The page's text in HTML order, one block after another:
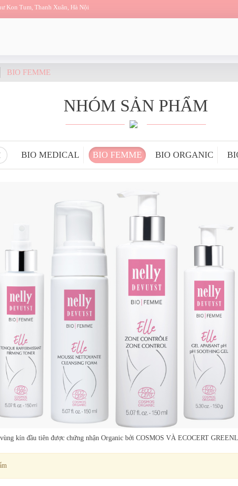
Kon Tum, Thanh Xuân, Hà Nội
BIO FEMME
NHÓM SẢN PHẨM
BIO MEDICAL BIO FEMME BIO ORGANIC
vùng kín đầu tiên được chứng nhận Organic bởi COSMOS VÀ ECOCERT